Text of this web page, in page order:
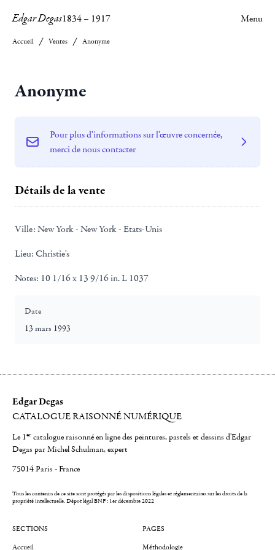
Edgar Degas1834– 1917 Menu
Accueil Ventes Anonyme
Anonyme
Pour plus d'informations sur l'œuvre concernée,
merci de nous contacter
Détails de la vente
Ville: New York - New York - Etats-Unis
Lieu: Christie's
Notes: 10 1/16 x 13 9/16 in. L 1037
Date
13 mars 1993
Edgar Degas
CATALOGUE RAISONNÉ NUMÉRIQUE
Le 1er catalogue raisonné en ligne des peintures, pastels et dessins d'Edgar
Degas par Michel Schulman, expert
75014 Paris - France
Tous les contenus de ce site sont protégés par les dispositions légales et réglementaires sur les droits de la
propriété intellectuelle.Dépot légal BNF : 1er décembre 2022
SECTIONS
Accueil
PAGES
Méthodologie